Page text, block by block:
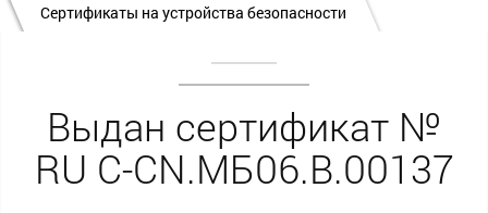
Сертификаты на устройства безопасности
Выдан сертификат №
RU С-CN.МБ06.B.00137